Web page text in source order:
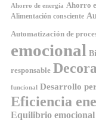
Ahorro de energía Ahorro
Alimentación consciente
Automatización de
emocional
responsable
funcional Desarrollo
Eficiencia
Equilibrio emocional